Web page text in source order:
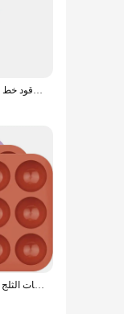
1 قطعة AN4/6/810/12 مستقيم 0 °/45 °/90 °/180 ° درجة الألومنيوم قطب خرطوم نهاية تركيب محول النفط الوقود خط NPT التوصيل الأسود
قوالب سيليكون نصف دائرة لتزيين الكعك ، قالب قبة مستديرة شبه كروية ، وعاء خبز الشاي ، صينية مكعبات الثلج للشوكولاتة ، 6 تجاويف